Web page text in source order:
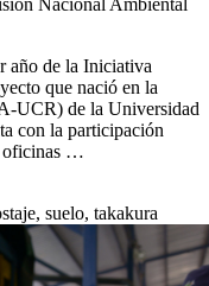
Nacional Ambiental
año de la Iniciativa
que nació en la
UCR) de la Universidad
con la participación
oficinas …
suelo, takakura